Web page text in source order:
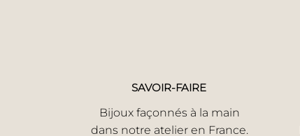
SAVOIR-FAIRE
Bijoux façonnés à la main
dans notre atelier en France.